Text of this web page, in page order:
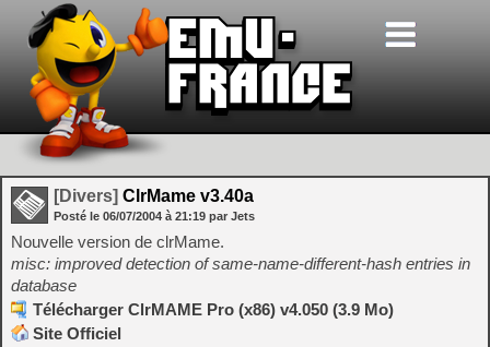
[Divers] ClrMame v3.40a
Posté le 06/07/2004 à 21:19 par Jets
Nouvelle version de clrMame.
misc: improved detection of same-name-different-hash entries in
database
Télécharger ClrMAME Pro (x86) v4.050 (3.9 Mo)
Site Officiel